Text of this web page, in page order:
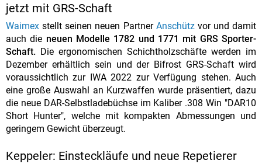
jetzt mit GRS-Schaft
Waimex stellt seinen neuen Partner Anschützvor und damit
auch die neuen Modelle 1782 und 1771 mit GRS Sporter-
Schaft. Die ergonomischen Schichtholzschäfte werden im
Dezember erhältlich sein und der Bifrost GRS-Schaft wird
voraussichtlich zur IWA 2022 zur Verfügung stehen. Auch
eine große Auswahl an Kurzwaffen wurde präsentiert, dazu
die neue DAR-Selbstladebüchse im Kaliber .308 Win "DAR10
Short Hunter", welche mit kompakten Abmessungen und
geringem Gewicht überzeugt.
Keppeler: Einsteckläufe und neue Repetierer